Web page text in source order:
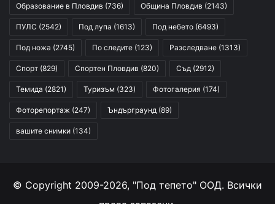
Образование в Пловдив (736) Община Пловдив (2143)
ПУЛС (2542) Под лупа (1613) Под небето (6493)
Под ножа (2745) По следите (123) Разследване (1313)
Спорт (829) Спортен Пловдив (820) Съд (2912)
Темида (2821) Туризъм (323) Фотогалерия (174)
Фоторепортаж (247) Ъндърграунд (89)
вашите снимки (134)
© Copyright 2009-2026, "Под тепето" ООД. Всички